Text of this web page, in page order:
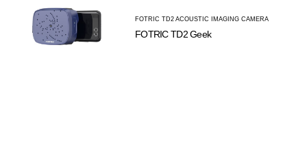
FOTRIC TD2 ACOUSTIC IMAGING CAMERA
FOTRIC TD2 Geek